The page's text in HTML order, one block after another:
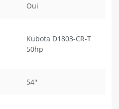
Oui
Kubota D1803-CR-T
50hp
54''